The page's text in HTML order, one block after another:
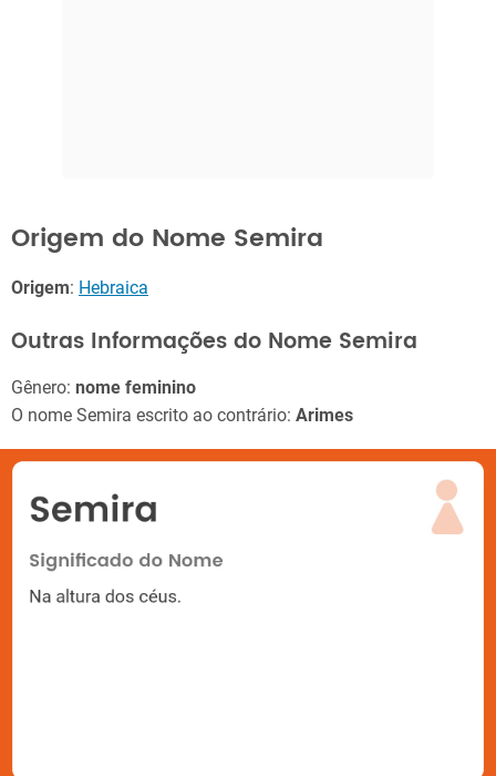
Origem do Nome Semira
Origem: Hebraica
Outras Informações do Nome Semira
Gênero: nome feminino
O nome Semira escrito ao contrário: Arimes